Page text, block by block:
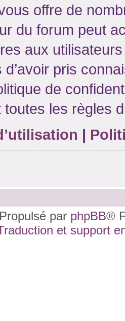
offre de
du forum peut
aux
pris
de
toutes les règles
|
Propulsé par phpBB®
et support